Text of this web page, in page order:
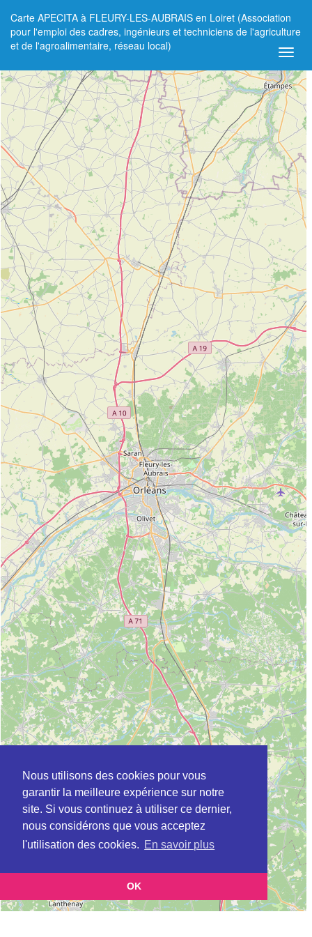
Nous utilisons des cookies pour vous
garantir la meilleure expérience sur notre
site. Si vous continuez à utiliser ce dernier,
nous considérons que vous acceptez
l'utilisation des cookies. En savoir plus
OK
Carte APECITA à FLEURY-LES-AUBRAIS en Loiret (Association
pour l'emploi des cadres, ingénieurs et techniciens de l'agriculture
et de l'agroalimentaire, réseau local)
+
−